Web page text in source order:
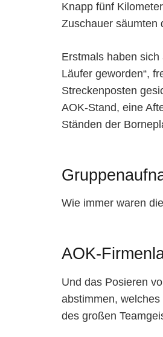
Knapp fünf
Zuschauer säumten
Erstmals haben
Läufer geworden“,
Streckenposten
AOK-Stand, eine
Ständen der
Wie immer waren
AOK-
Und das Posieren
abstimmen,
des großen